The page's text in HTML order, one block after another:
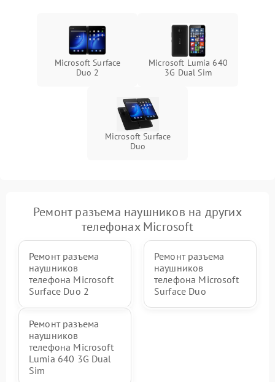
Microsoft Surface
Duo 2
Microsoft Lumia 640
3G Dual Sim
Microsoft Surface
Duo
Ремонт разъема наушников на других
телефонах Microsoft
Ремонт разъема
наушников
телефона Microsoft
Surface Duo 2
Ремонт разъема
наушников
телефона Microsoft
Surface Duo
Ремонт разъема
наушников
телефона Microsoft
Lumia 640 3G Dual
Sim